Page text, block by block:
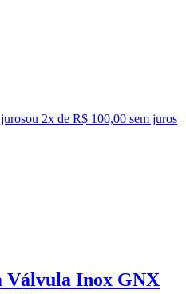
ou 2x de R$ 100,00 sem juros
Válvula Inox GNX